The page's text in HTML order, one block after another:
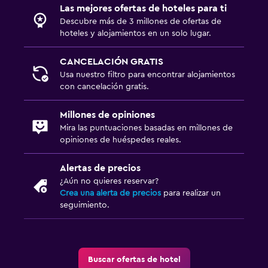
Armario o clóset
Fax/fotocopiadora
Cuna/cama nido disponibles
Las mejores ofertas de hoteles para ti
Descubre más de 3 millones de ofertas de
hoteles y alojamientos en un solo lugar.
CANCELACIÓN GRATIS
Usa nuestro filtro para encontrar alojamientos
con cancelación gratis.
Millones de opiniones
Mira las puntuaciones basadas en millones de
opiniones de huéspedes reales.
Alertas de precios
¿Aún no quieres reservar?
Crea una alerta de precios para realizar un
seguimiento.
Buscar ofertas de hotel